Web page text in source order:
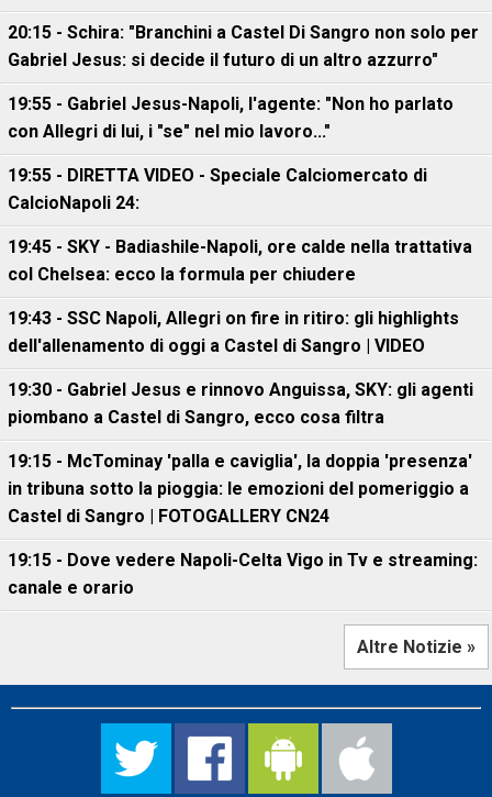
20:15 - Schira: "Branchini a Castel Di Sangro non solo per
Gabriel Jesus: si decide il futuro di un altro azzurro"
19:55 - Gabriel Jesus-Napoli, l'agente: "Non ho parlato
con Allegri di lui, i "se" nel mio lavoro..."
19:55 - DIRETTA VIDEO - Speciale Calciomercato di
CalcioNapoli 24:
19:45 - SKY - Badiashile-Napoli, ore calde nella trattativa
col Chelsea: ecco la formula per chiudere
19:43 - SSC Napoli, Allegri on fire in ritiro: gli highlights
dell'allenamento di oggi a Castel di Sangro | VIDEO
19:30 - Gabriel Jesus e rinnovo Anguissa, SKY: gli agenti
piombano a Castel di Sangro, ecco cosa filtra
19:15 - McTominay 'palla e caviglia', la doppia 'presenza'
in tribuna sotto la pioggia: le emozioni del pomeriggio a
Castel di Sangro | FOTOGALLERY CN24
19:15 - Dove vedere Napoli-Celta Vigo in Tv e streaming:
canale e orario
Altre Notizie »